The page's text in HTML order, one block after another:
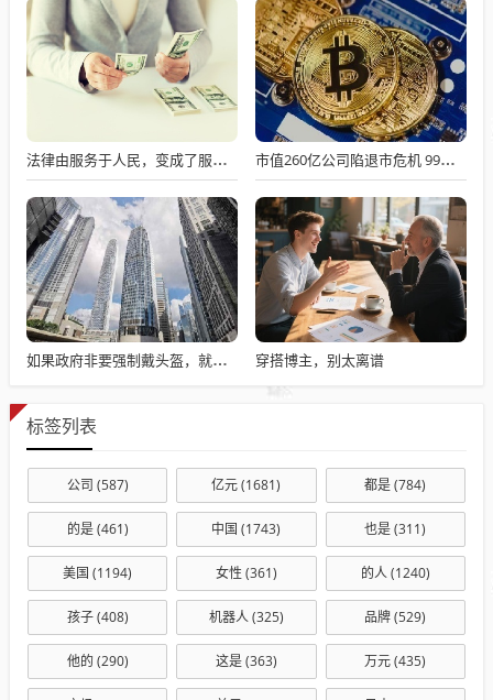
法律由服务于人民，变成了服务于法学届 市值260亿公司陷退市危机 99%资产在境外 油气资产均在美国！
如果政府非要强制戴头盔，就得先让电动自行车有个放头盔的地方 穿搭博主，别太离谱
标签列表
公司 (587) 亿元(1681) 都是(784)
的是(461) 中国 (1743) 也是(311)
美国 (1194) 女性 (361) 的人(1240)
孩子(408) 机器人(325) 品牌(529)
他的 (290) 这是(363) 万元(435)